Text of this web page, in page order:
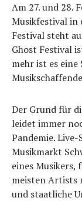
Am 27. und 28.
Musikfestival in
Festival steht
Ghost Festival
mehr ist es
Der Grund für
leidet immer
Pandemie.
Musikmarkt
eines
meisten Artists
und staatliche